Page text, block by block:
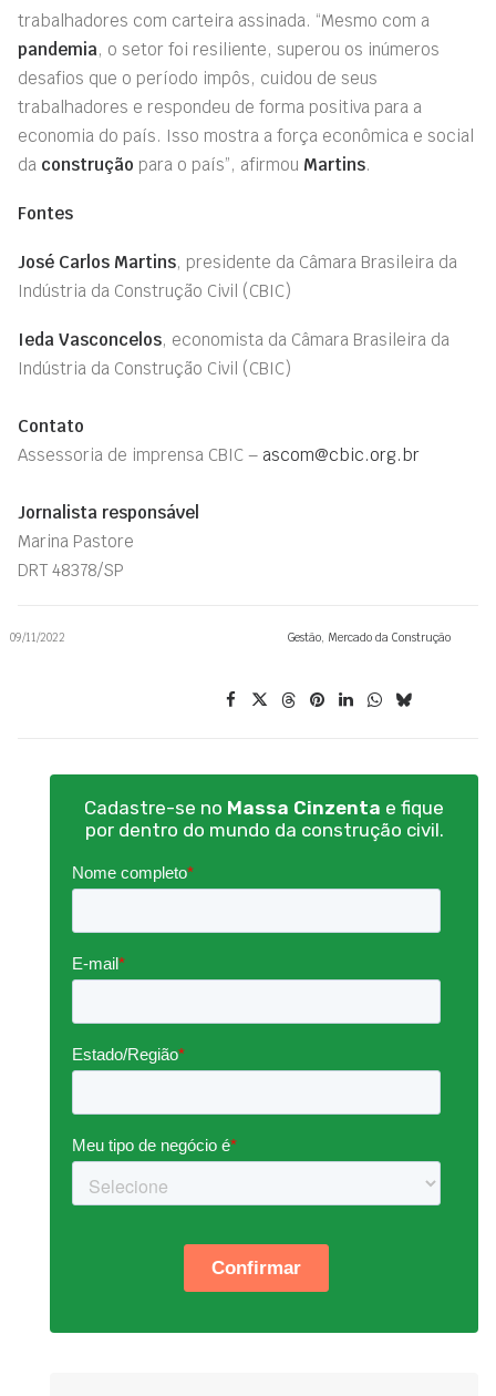
trabalhadores com carteira assinada. “Mesmo com a
pandemia, o setor foi resiliente, superou os inúmeros
desafios que o período impôs, cuidou de seus
trabalhadores e respondeu de forma positiva para a
economia do país. Isso mostra a força econômica e social
da construção para o país”, afirmou Martins.
Fontes
José Carlos Martins, presidente da Câmara Brasileira da
Indústria da Construção Civil (CBIC)
Ieda Vasconcelos, economista da Câmara Brasileira da
Indústria da Construção Civil (CBIC)
Contato
Assessoria de imprensa CBIC – ascom@cbic.org.br
Jornalista responsável
Marina Pastore
DRT 48378/SP
09/11/2022 Gestão, Mercado da Construção
Cadastre-se no Massa Cinzenta e fique
por dentro do mundo da construção civil.